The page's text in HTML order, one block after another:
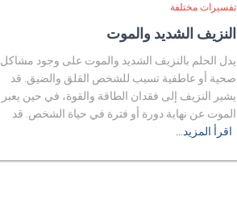
تفسيرات مختلفة
النزيف الشديد والموت
يدل الحلم بالنزيف الشديد والموت على وجود مشاكل
صحية أو عاطفية تسبب للشخص القلق والضيق. قد
يشير النزيف إلى فقدان الطاقة والقوة، في حين يعبر
الموت عن نهاية دورة أو فترة في حياة الشخص. قد
اقرأ المزيد…